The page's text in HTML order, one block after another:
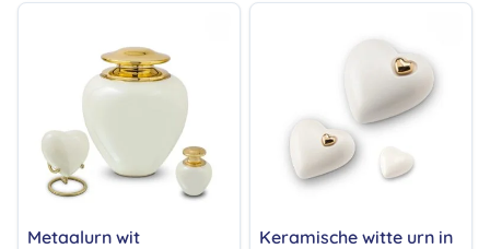
Metaalurn wit
Keramische witte urn in